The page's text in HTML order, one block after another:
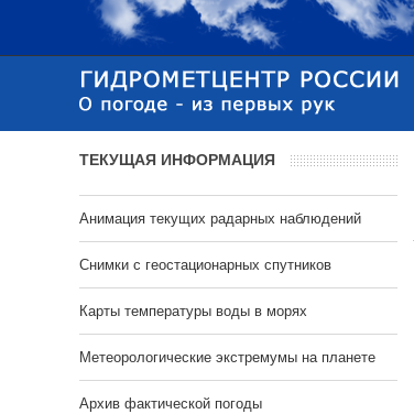
ТЕКУЩАЯ ИНФОРМАЦИЯ
Анимация текущих радарных наблюдений
Cнимки с геостационарных спутников
Карты температуры воды в морях
Метеорологические экстремумы на планете
Архив фактической погоды